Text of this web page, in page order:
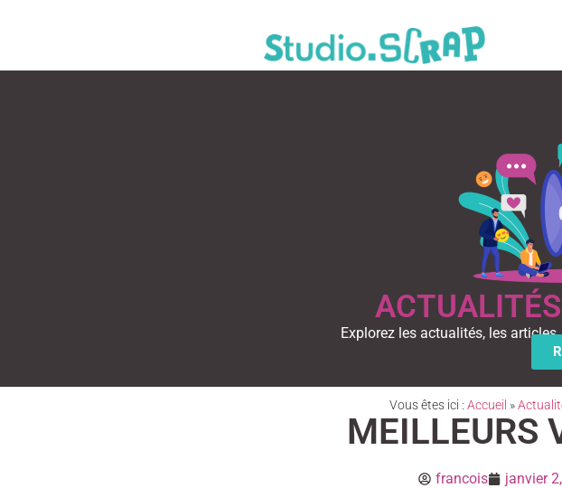
Explorez les actualités, les
Vous êtes ici : Accueil »
MEILLEURS
francois janvier